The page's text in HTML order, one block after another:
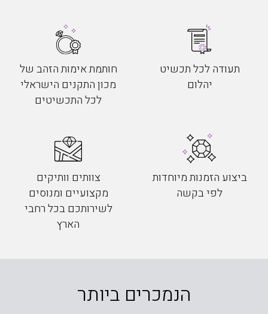
תעודה לכל תכשיט
יהלום
חותמת אימות הזהב של
מכון התקנים הישראלי
לכל התכשיטים
ביצוע הזמנות מיוחדות
לפי בקשה
צוותים וותיקים
מקצועיים ומנוסים
לשירותכם בכל רחבי
הארץ
הנמכרים ביותר